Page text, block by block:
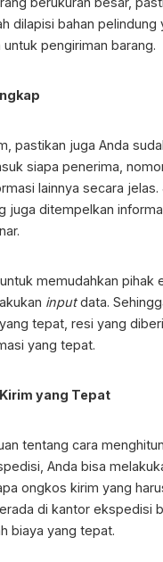
dilapisi bahan pelindung
pengiriman barang.
pastikan juga Anda
siapa penerima,
lainnya secara jelas.
juga ditempelkan
memudahkan pihak
inputdata.
tepat, resi yang
yang tepat.
yang Tepat
tentang cara
Anda bisa
ongkos kirim yang
di kantor ekspedisi
biaya yang tepat.